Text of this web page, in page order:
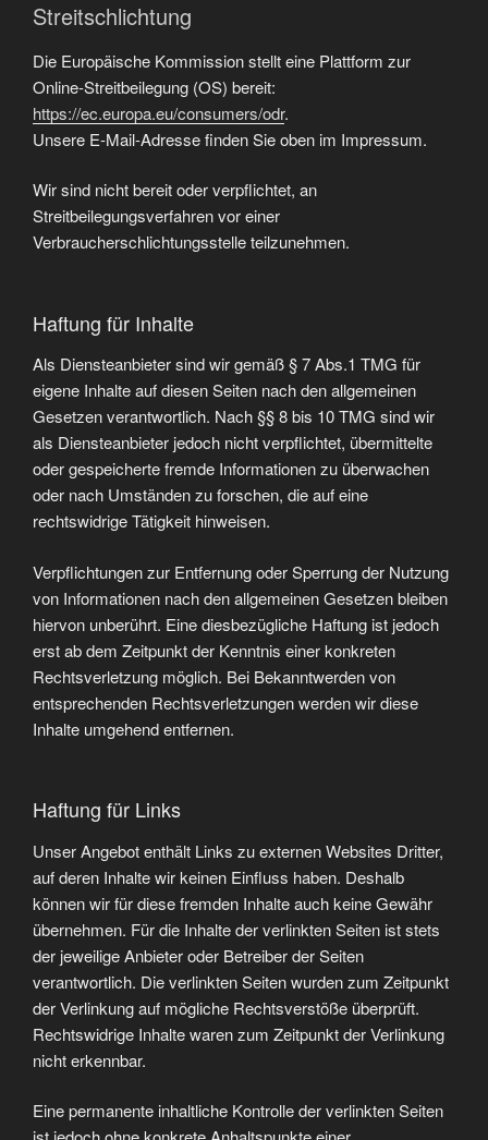
Streitschlichtung
Die Europäische Kommission stellt eine Plattform zur
Online-Streitbeilegung (OS) bereit:
https://ec.europa.eu/consumers/odr.
Unsere E-Mail-Adresse finden Sie oben im Impressum.
Wir sind nicht bereit oder verpflichtet, an
Streitbeilegungsverfahren vor einer
Verbraucherschlichtungsstelle teilzunehmen.
Haftung für Inhalte
Als Diensteanbieter sind wir gemäß § 7 Abs.1 TMG für
eigene Inhalte auf diesen Seiten nach den allgemeinen
Gesetzen verantwortlich. Nach §§ 8 bis 10 TMG sind wir
als Diensteanbieter jedoch nicht verpflichtet, übermittelte
oder gespeicherte fremde Informationen zu überwachen
oder nach Umständen zu forschen, die auf eine
rechtswidrige Tätigkeit hinweisen.
Verpflichtungen zur Entfernung oder Sperrung der Nutzung
von Informationen nach den allgemeinen Gesetzen bleiben
hiervon unberührt. Eine diesbezügliche Haftung ist jedoch
erst ab dem Zeitpunkt der Kenntnis einer konkreten
Rechtsverletzung möglich. Bei Bekanntwerden von
entsprechenden Rechtsverletzungen werden wir diese
Inhalte umgehend entfernen.
Haftung für Links
Unser Angebot enthält Links zu externen Websites Dritter,
auf deren Inhalte wir keinen Einfluss haben. Deshalb
können wir für diese fremden Inhalte auch keine Gewähr
übernehmen. Für die Inhalte der verlinkten Seiten ist stets
der jeweilige Anbieter oder Betreiber der Seiten
verantwortlich. Die verlinkten Seiten wurden zum Zeitpunkt
der Verlinkung auf mögliche Rechtsverstöße überprüft.
Rechtswidrige Inhalte waren zum Zeitpunkt der Verlinkung
nicht erkennbar.
Eine permanente inhaltliche Kontrolle der verlinkten Seiten